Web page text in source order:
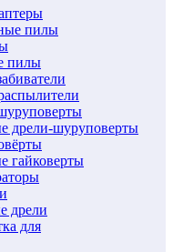
пилы
пилы
дрели-шуруповерты
гайковерты
дрели
для